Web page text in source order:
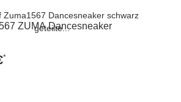
ZUMA Dancesneaker
*